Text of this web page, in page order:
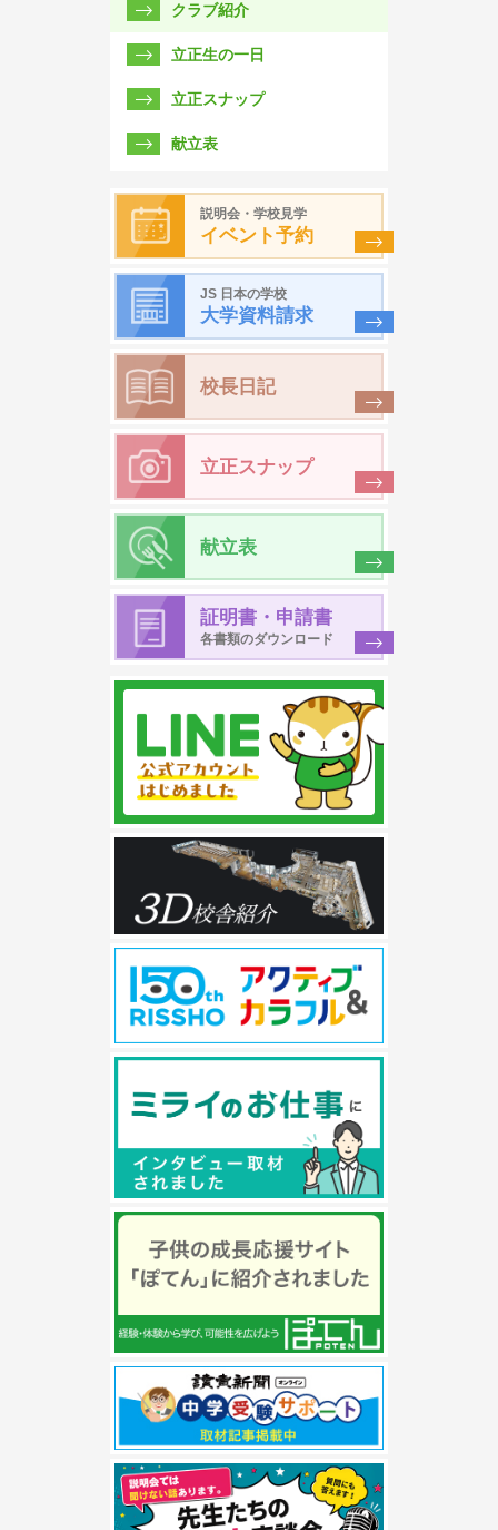
クラブ紹介
立正生の一日
立正スナップ
献立表
説明会・学校見学
イベント予約
JS 日本の学校
大学資料請求
校長日記
立正スナップ
献立表
証明書・申請書
各書類のダウンロード